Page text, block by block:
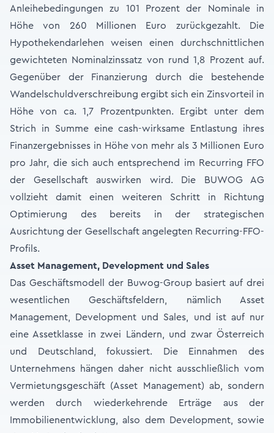
Anleihebedingungen zu 101 Prozent der Nominale in
Höhe von 260 Millionen Euro zurückgezahlt. Die
Hypothekendarlehen weisen einen durchschnittlichen
gewichteten Nominalzinssatz von rund 1,8 Prozent auf.
Gegenüber der Finanzierung durch die bestehende
Wandelschuldverschreibung ergibt sich ein Zinsvorteil in
Höhe von ca. 1,7 Prozentpunkten. Ergibt unter dem
Strich in Summe eine cash-wirksame Entlastung ihres
Finanzergebnisses in Höhe von mehr als 3 Millionen Euro
pro Jahr, die sich auch entsprechend im Recurring FFO
der Gesellschaft auswirken wird. Die BUWOG AG
vollzieht damit einen weiteren Schritt in Richtung
Optimierung des bereits in der strategischen
Ausrichtung der Gesellschaft angelegten Recurring-FFO-
Profils.
Asset Management, Development und Sales
Das Geschäftsmodell der Buwog-Group basiert auf drei
wesentlichen Geschäftsfeldern, nämlich Asset
Management, Development und Sales, und ist auf nur
eine Assetklasse in zwei Ländern, und zwar Österreich
und Deutschland, fokussiert. Die Einnahmen des
Unternehmens hängen daher nicht ausschließlich vom
Vermietungsgeschäft (Asset Management) ab, sondern
werden durch wiederkehrende Erträge aus der
Immobilienentwicklung, also dem Development, sowie